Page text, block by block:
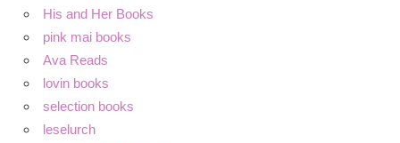
His and Her Books
pink mai books
Ava Reads
lovin books
selection books
leselurch